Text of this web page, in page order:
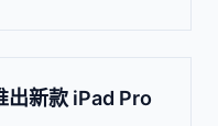
出新款 iPad Pro